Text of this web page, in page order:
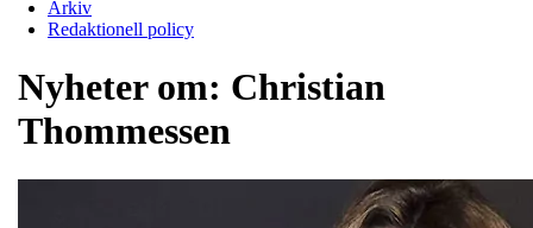
Arkiv
Redaktionell policy
Nyheter om: Christian
Thommessen